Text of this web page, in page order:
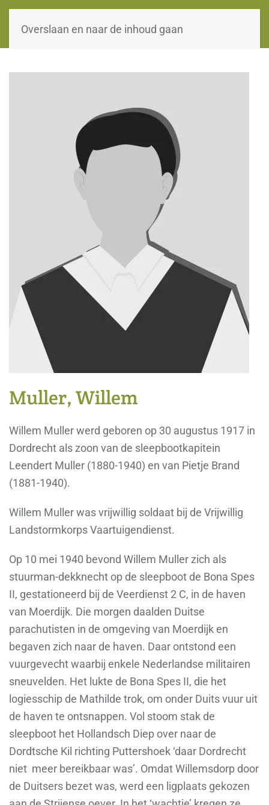
Overslaan en naar de inhoud gaan
WOII-HW
Muller, Willem
Willem Muller werd geboren op 30 augustus 1917 in
Dordrecht als zoon van de sleepbootkapitein
Leendert Muller (1880-1940) en van Pietje Brand
(1881-1940).
Willem Muller was vrijwillig soldaat bij de Vrijwillig
Landstormkorps Vaartuigendienst.
Op 10 mei 1940 bevond Willem Muller zich als
stuurman-dekknecht op de sleepboot de Bona Spes
II, gestationeerd bij de Veerdienst 2 C, in de haven
van Moerdijk. Die morgen daalden Duitse
parachutisten in de omgeving van Moerdijk en
begaven zich naar de haven. Daar ontstond een
vuurgevecht waarbij enkele Nederlandse militairen
sneuvelden. Het lukte de Bona Spes II, die het
logiesschip de Mathilde trok, om onder Duits vuur uit
de haven te ontsnappen. Vol stoom stak de
sleepboot het Hollandsch Diep over naar de
Dordtsche Kil richting Puttershoek ‘daar Dordrecht
niet meer bereikbaar was’. Omdat Willemsdorp door
de Duitsers bezet was, werd een ligplaats gekozen